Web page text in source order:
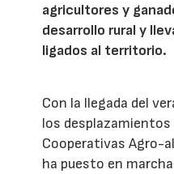
agricultores y
desarrollo rural y
ligados al territorio.
Con la llegada del
los
Cooperativas Agro-
ha puesto en